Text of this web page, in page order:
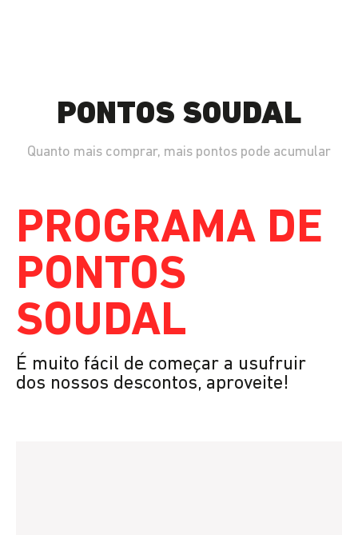
PONTOS SOUDAL
Quanto mais comprar, mais pontos pode acumular
PROGRAMA DE
PONTOS
SOUDAL
É muito fácil de começar a usufruir
dos nossos descontos, aproveite!